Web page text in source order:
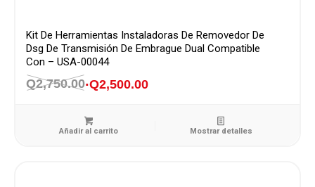
Kit De Herramientas Instaladoras De Removedor De
Dsg De Transmisión De Embrague Dual Compatible
Con – USA-00044
Q2,750.00
El
original
Q2,500.00
El
Añadir al carrito Mostrar detalles